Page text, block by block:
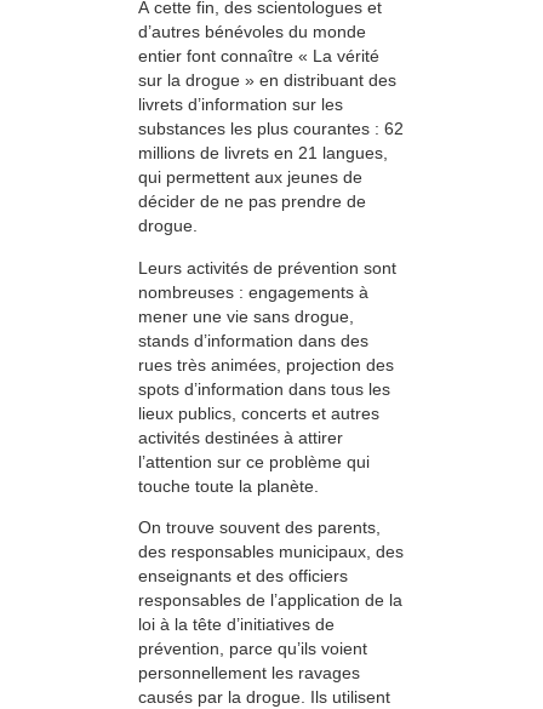
À cette fin, des scientologues et
d’autres bénévoles du monde
entier font connaître « La vérité
sur la drogue » en distribuant des
livrets d’information sur les
substances les plus courantes : 62
millions de livrets en 21 langues,
qui permettent aux jeunes de
décider de ne pas prendre de
drogue.
Leurs activités de prévention sont
nombreuses : engagements à
mener une vie sans drogue,
stands d’information dans des
rues très animées, projection des
spots d’information dans tous les
lieux publics, concerts et autres
activités destinées à attirer
l’attention sur ce problème qui
touche toute la planète.
On trouve souvent des parents,
des responsables municipaux, des
enseignants et des officiers
responsables de l’application de la
loi à la tête d’initiatives de
prévention, parce qu’ils voient
personnellement les ravages
causés par la drogue. Ils utilisent